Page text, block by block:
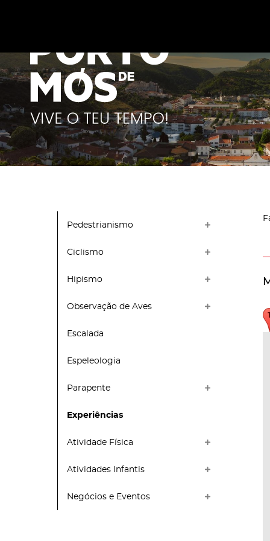
Pedestrianismo
Ciclismo
Hipismo
Observação de Aves
Escalada
Espeleologia
Parapente
Experiências
Atividade Física
Atividades Infantis
Negócios e Eventos